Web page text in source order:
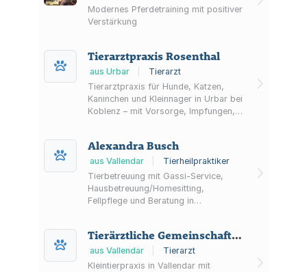
Modernes Pferdetraining mit positiver
Verstärkung
Tierarztpraxis Rosenthal
aus Urbar
Tierarzt
Tierarztpraxis für Hunde, Katzen,
Kaninchen und Kleinnager in Urbar bei
Koblenz – mit Vorsorge, Impfungen,
Dentalröntgen sowie Tierarztshop in
der Praxis.
Alexandra Busch
aus Vallendar
Tierheilpraktiker
Tierbetreuung mit Gassi-Service,
Hausbetreuung/Homesitting,
Fellpflege und Beratung in
Tierheilpraxis.
Tierärztliche Gemeinschaftspraxis Emmerich-Häberlein GmbH
aus Vallendar
Tierarzt
Kleintierpraxis in Vallendar mit